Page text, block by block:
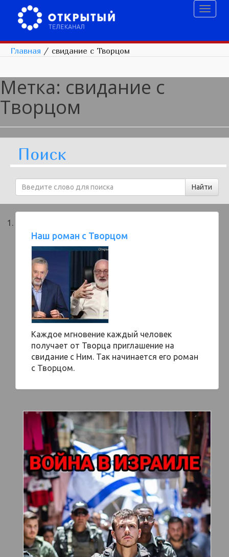
Главная / свидание с Творцом
Метка: свидание с
Творцом
Поиск
Наш роман с Творцом
Каждое мгновение каждый человек
получает от Творца приглашение на
свидание с Ним. Так начинается его роман
с Творцом.